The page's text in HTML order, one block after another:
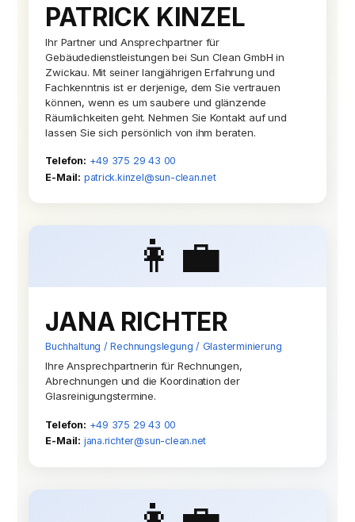
PATRICK KINZEL
Ihr Partner und Ansprechpartner für
Gebäudedienstleistungen bei Sun Clean GmbH in
Zwickau. Mit seiner langjährigen Erfahrung und
Fachkenntnis ist er derjenige, dem Sie vertrauen
können, wenn es um saubere und glänzende
Räumlichkeiten geht. Nehmen Sie Kontakt auf und
lassen Sie sich persönlich von ihm beraten.
Telefon: +49 375 29 43 00
E-Mail: patrick.kinzel@sun-clean.net
👩‍💼
JANA RICHTER
Buchhaltung / Rechnungslegung / Glasterminierung
Ihre Ansprechpartnerin für Rechnungen,
Abrechnungen und die Koordination der
Glasreinigungstermine.
Telefon: +49 375 29 43 00
E-Mail: jana.richter@sun-clean.net